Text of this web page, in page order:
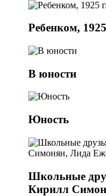
Ребенком,
В юности
Юность
Школьные
Кирилл